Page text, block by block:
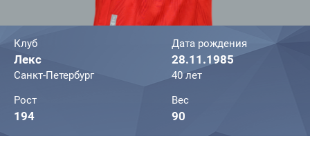
Клуб
Лекс
Санкт-Петербург
Дата рождения
28.11.1985
40 лет
Рост
194
Вес
90